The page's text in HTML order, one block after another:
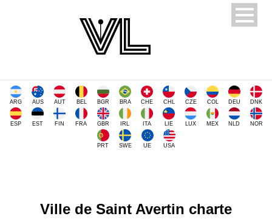
ARG AUS AUT BEL BGR BRA CHE CHL CZE COL DEU DNK
ESP EST FIN FRA GBR IRL ITA LIE LUX MEX NLD NOR
PRT SWE UE USA
Ville de Saint Avertin charte